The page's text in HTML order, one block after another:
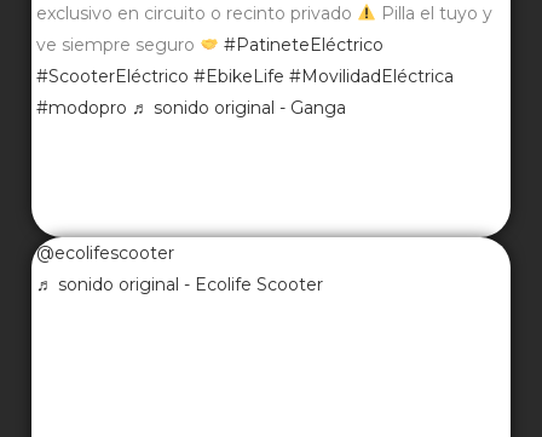
exclusivo en circuito o recinto privado
Pilla el tuyo y
ve siempre seguro
#PatineteEléctrico
#ScooterEléctrico #EbikeLife #MovilidadEléctrica
#modopro ♬ sonido original - Ganga
@ecolifescooter
♬ sonido original - Ecolife Scooter